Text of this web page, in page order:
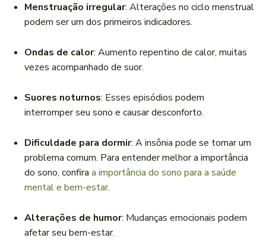
Menstruação irregular: Alterações no ciclo menstrual
podem ser um dos primeiros indicadores.
Ondas de calor: Aumento repentino de calor, muitas
vezes acompanhado de suor.
Suores noturnos: Esses episódios podem
interromper seu sono e causar desconforto.
Dificuldade para dormir: A insônia pode se tornar um
problema comum. Para entender melhor a importância
do sono, confira a importância do sono para a saúde
mental e bem-estar.
Alterações de humor: Mudanças emocionais podem
afetar seu bem-estar.